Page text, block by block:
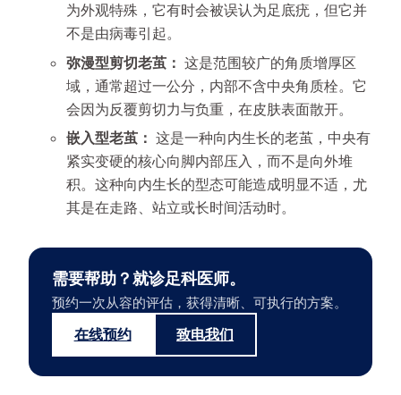
为外观特殊，它有时会被误认为足底疣，但它并
不是由病毒引起。
弥漫型剪切老茧： 这是范围较广的角质增厚区
域，通常超过一公分，内部不含中央角质栓。它
会因为反覆剪切力与负重，在皮肤表面散开。
嵌入型老茧： 这是一种向内生长的老茧，中央有
紧实变硬的核心向脚内部压入，而不是向外堆
积。这种向内生长的型态可能造成明显不适，尤
其是在走路、站立或长时间活动时。
需要帮助？就诊足科医师。
预约一次从容的评估，获得清晰、可执行的方案。
在线预约 致电我们